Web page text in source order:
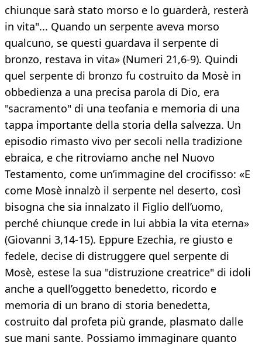
chiunque sarà stato morso e lo guarderà, resterà
in vita"... Quando un serpente aveva morso
qualcuno, se questi guardava il serpente di
bronzo, restava in vita» (Numeri 21,6-9). Quindi
quel serpente di bronzo fu costruito da Mosè in
obbedienza a una precisa parola di Dio, era
"sacramento" di una teofania e memoria di una
tappa importante della storia della salvezza. Un
episodio rimasto vivo per secoli nella tradizione
ebraica, e che ritroviamo anche nel Nuovo
Testamento, come un’immagine del crocifisso: «E
come Mosè innalzò il serpente nel deserto, così
bisogna che sia innalzato il Figlio dell’uomo,
perché chiunque crede in lui abbia la vita eterna»
(Giovanni 3,14-15). Eppure Ezechia, re giusto e
fedele, decise di distruggere quel serpente di
Mosè, estese la sua "distruzione creatrice" di idoli
anche a quell’oggetto benedetto, ricordo e
memoria di un brano di storia benedetta,
costruito dal profeta più grande, plasmato dalle
sue mani sante. Possiamo immaginare quanto